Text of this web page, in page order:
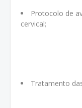
Protocolo de
cervical;
Tratamento